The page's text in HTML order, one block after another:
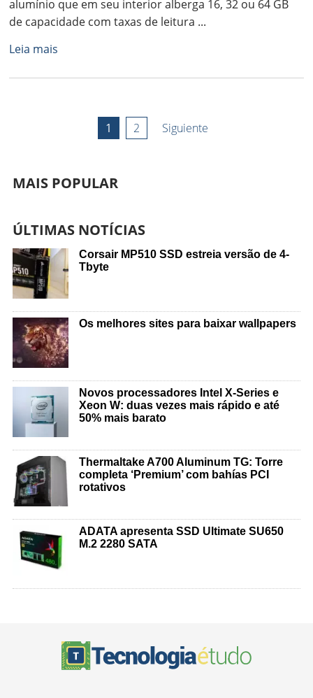
alumínio que em seu interior alberga 16, 32 ou 64 GB
de capacidade com taxas de leitura ...
Leia mais
1 2 Siguiente
MAIS POPULAR
ÚLTIMAS NOTÍCIAS
Corsair MP510 SSD estreia versão de 4-
Tbyte
Os melhores sites para baixar wallpapers
Novos processadores Intel X-Series e
Xeon W: duas vezes mais rápido e até
50% mais barato
Thermaltake A700 Aluminum TG: Torre
completa ‘Premium’ com bahías PCI
rotativos
ADATA apresenta SSD Ultimate SU650
M.2 2280 SATA